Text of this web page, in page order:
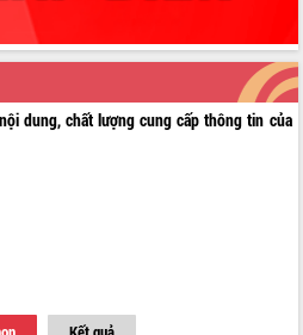
dung, chất lượng cung cấp thông tin của